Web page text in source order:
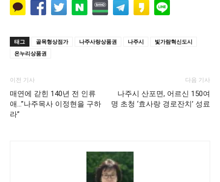
태그 골목형상점가 나주사랑상품권 나주시
빛가람혁신도시
온누리상품권
이전 기사
매연에 갇힌 140년 전 인류
애…”나주목사 이정현을 구하
라”
다음 기사
나주시 산포면, 어르신 150여
명 초청 ‘효사랑 경로잔치’ 성료